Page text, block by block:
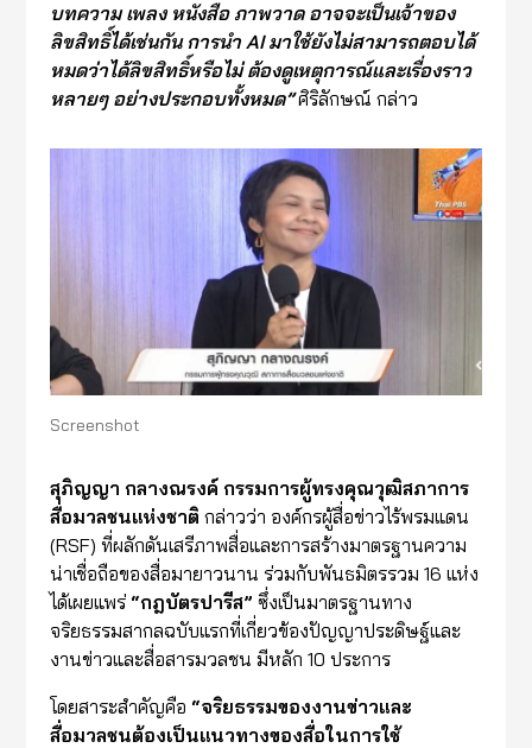
บทความ เพลง หนังสือ ภาพวาด อาจจะเป็นเจ้าของ
ลิขสิทธิ์ได้เช่นกัน การนำAIมาใช้ยังไม่สามารถตอบได้
หมดว่าได้ลิขสิทธิ์หรือไม่ ต้องดูเหตุการณ์และเรื่องราว
หลายๆ อย่างประกอบทั้งหมด”ศิริลักษณ์ กล่าว
Screenshot
สุภิญญา กลางณรงค์ กรรมการผู้ทรงคุณวุฒิสภาการ
สื่อมวลชนแห่งชาติ กล่าวว่า องค์กรผู้สื่อข่าวไร้พรมแดน
(RSF) ที่ผลักดันเสรีภาพสื่อและการสร้างมาตรฐานความ
น่าเชื่อถือของสื่อมายาวนาน ร่วมกับพันธมิตรรวม 16 แห่ง
ได้เผยแพร่ “กฎบัตรปารีส” ซึ่งเป็นมาตรฐานทาง
จริยธรรมสากลฉบับแรกที่เกี่ยวข้องปัญญาประดิษฐ์และ
งานข่าวและสื่อสารมวลชน มีหลัก 10 ประการ
โดยสาระสำคัญคือ “จริยธรรมของงานข่าวและ
สื่อมวลชนต้องเป็นแนวทางของสื่อในการใช้